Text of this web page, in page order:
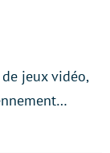
jeux vidéo,